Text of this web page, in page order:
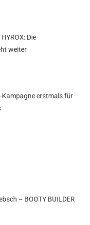
Die
weiter
erstmals für
– BOOTY BUILDER